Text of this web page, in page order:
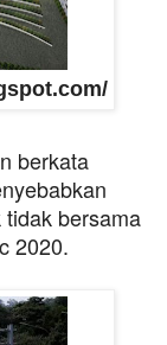
berkata
bersama
2020.